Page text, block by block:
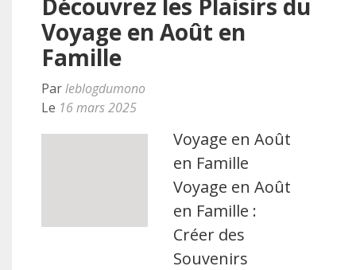
Découvrez les Plaisirs du
Voyage en Août en
Famille
Parleblogdumono
Le 16 mars 2025
Voyage en Août
en Famille
Voyage en Août
en Famille :
Créer des
Souvenirs